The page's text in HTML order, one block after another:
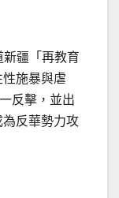
疆「再教育
施暴與虐
反擊，並出
反華勢力攻